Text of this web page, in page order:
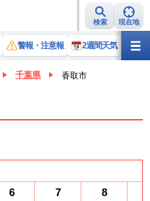
検索 現在地
警報・注意報 2週間天気 ラ
千葉県 香取市
6 7 8